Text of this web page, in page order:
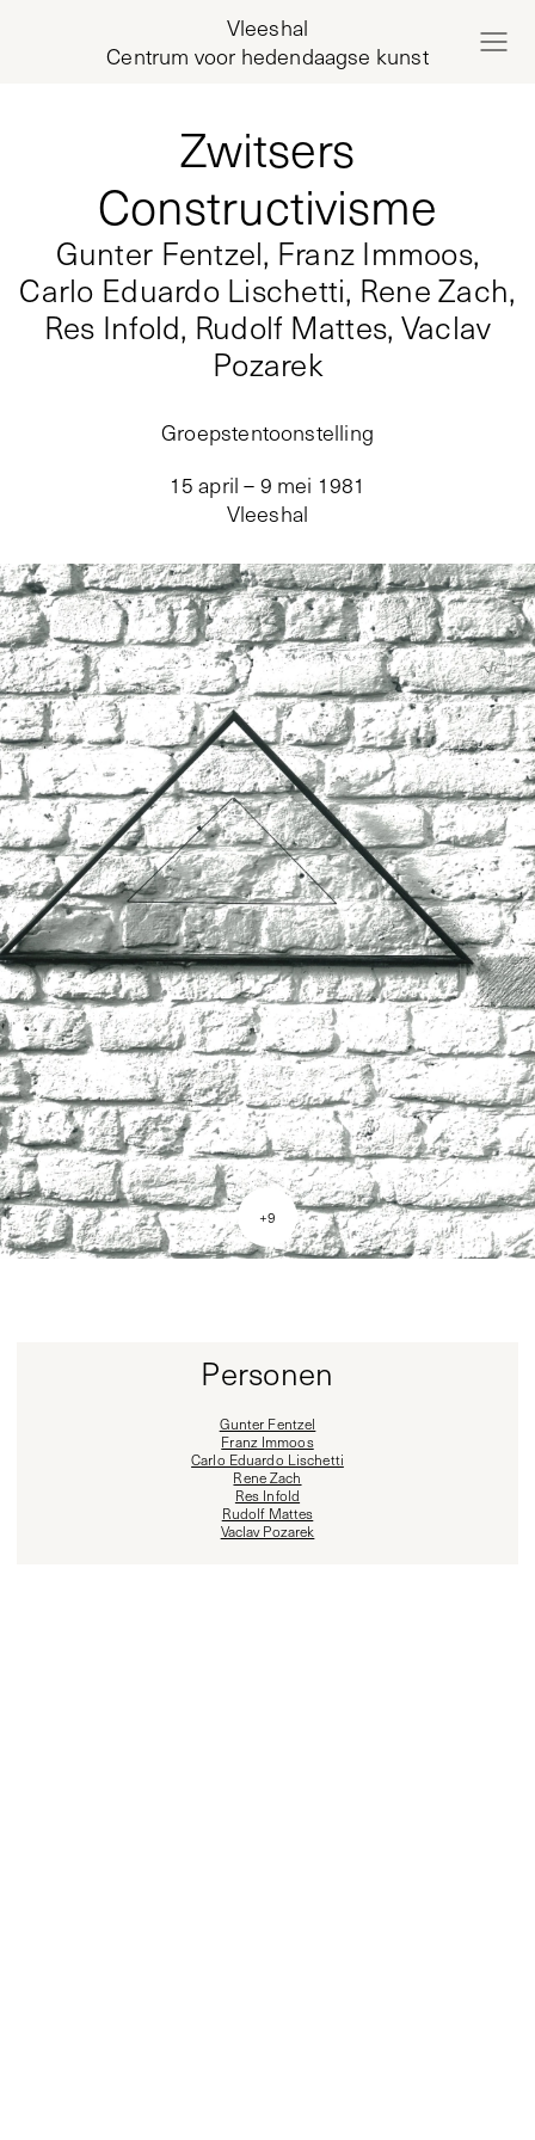
Vleeshal
Centrum voor hedendaagse kunst
Zwitsers
Constructivisme
Gunter Fentzel, Franz Immoos,
Carlo Eduardo Lischetti, Rene Zach,
Res Infold, Rudolf Mattes, Vaclav
Pozarek
Groepstentoonstelling
15 april – 9 mei 1981
Vleeshal
+9
Personen
Gunter Fentzel
Franz Immoos
Carlo Eduardo Lischetti
Rene Zach
Res Infold
Rudolf Mattes
Vaclav Pozarek